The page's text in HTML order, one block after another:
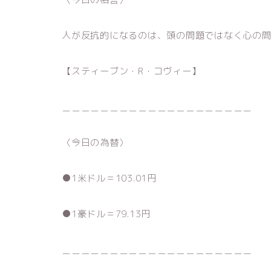
人が反抗的になるのは、頭の問題ではなく心の問
【スティーブン・R・コヴィー】
〈今日の為替〉
●1米ドル＝103.01円
●1豪ドル＝79.13円